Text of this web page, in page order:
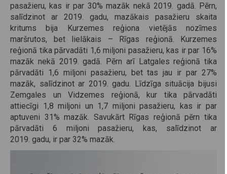
pasažieru, kas ir par 30% mazāk nekā 2019. gadā. Pērn,
salīdzinot ar 2019. gadu, mazākais pasažieru skaita
kritums bija Kurzemes reģiona vietējās nozīmes
maršrutos, bet lielākais – Rīgas reģionā. Kurzemes
reģionā tika pārvadāti 1,6 miljoni pasažieru, kas ir par 16%
mazāk nekā 2019. gadā. Pērn arī Latgales reģionā tika
pārvadāti 1,6 miljoni pasažieru, bet tas jau ir par 27%
mazāk, salīdzinot ar 2019. gadu. Līdzīga situācija bijusi
Zemgales un Vidzemes reģionā, kur tika pārvadāti
attiecīgi 1,8 miljoni un 1,7 miljoni pasažieru, kas ir par
aptuveni 31% mazāk. Savukārt Rīgas reģionā pērn tika
pārvadāti 6 miljoni pasažieru, kas, salīdzinot ar
2019. gadu, ir par 32% mazāk.